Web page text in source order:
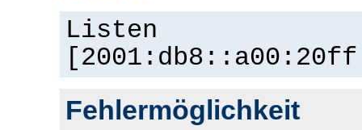
Listen
Fehlermöglichkeit